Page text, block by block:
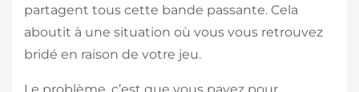
partagent tous cette bande passante. Cela
aboutit à une situation où vous vous retrouvez
bridé en raison de votre jeu.
Le problème, c’est que vous payez pour